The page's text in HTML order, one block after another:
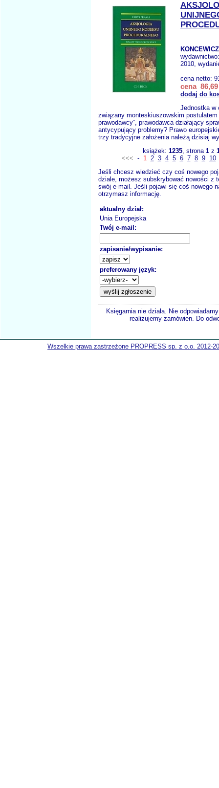
2010,
cena netto:
cena 86,69
dodaj do
Jednostka w
związany monteskiuszowskim postulatem
prawodawcy”, prawodawca działający
antycypujący problemy? Prawo
trzy tradycyjne założenia należą dzisiaj
książek: 1235, strona 1z
<<< - 1 2 3 4 5 6 7 8 9
10
Jeśli chcesz wiedzieć czy coś nowego
dziale, możesz subskrybować nowości z
swój e-mail. Jeśli pojawi się coś nowego
otrzymasz informację.
aktualny dział:
Unia Europejska
Twój e-mail:
zapisanie/wypisanie:
preferowany język:
Księgarnia nie działa. Nie
realizujemy zamówien. Do
Wszelkie prawa zastrzeżone PROPRESS sp. z o.o. 2012-